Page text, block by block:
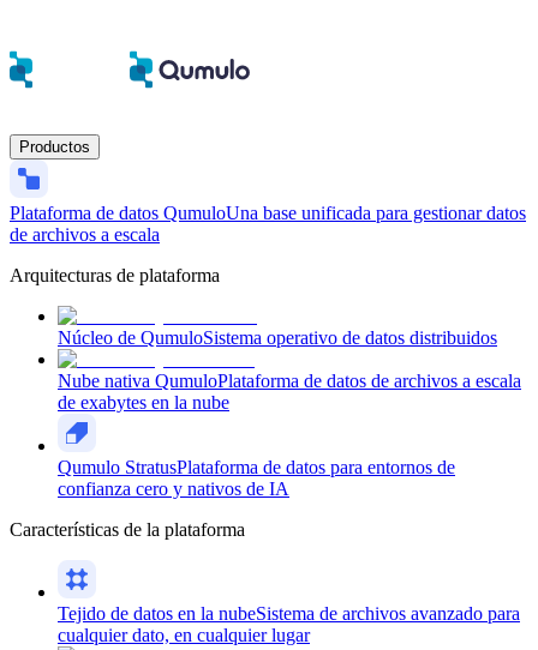
Productos
Plataforma de datos QumuloUna base unificada para gestionar datos
de archivos a escala
Arquitecturas de plataforma
Núcleo de QumuloSistema operativo de datos distribuidos
Nube nativa QumuloPlataforma de datos de archivos a escala
de exabytes en la nube
Qumulo StratusPlataforma de datos para entornos de
confianza cero y nativos de IA
Características de la plataforma
Tejido de datos en la nubeSistema de archivos avanzado para
cualquier dato, en cualquier lugar